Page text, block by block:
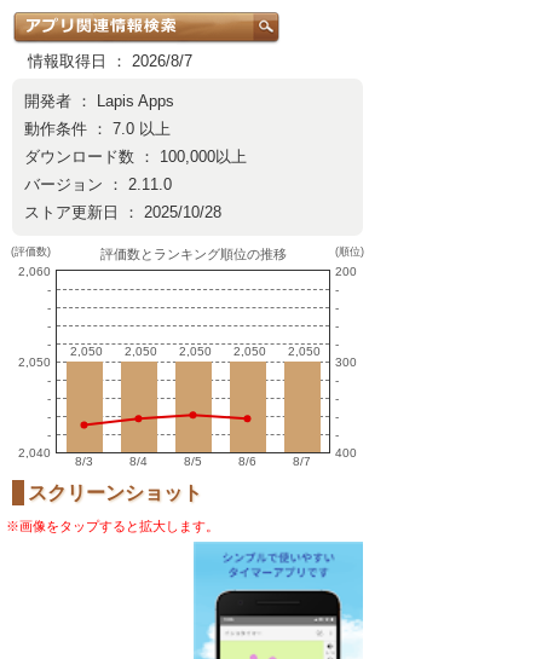
情報取得日 ： 2026/8/7
開発者 ：
Lapis Apps
動作条件 ： 7.0 以上
ダウンロード数 ： 100,000以上
バージョン ： 2.11.0
ストア更新日 ： 2025/10/28
(評価数)
2,060
-
-
-
-
2,050
-
-
-
-
2,040
評価数とランキング順位の推移
2,050
2,050 2,050
2,050 2,050
2,050 2,050
2,050 2,050
2,050
8/3 8/4 8/5 8/6 8/7
(順位)
200
-
-
-
-
300
-
-
-
-
400
スクリーンショット
※画像をタップすると拡大します。